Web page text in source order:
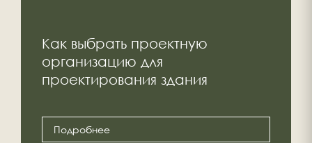
Как выбрать проектную
организацию для
проектирования здания
Подробнее